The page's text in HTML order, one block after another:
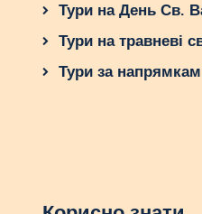
Тури на День Св.
Тури на травневі
Тури за